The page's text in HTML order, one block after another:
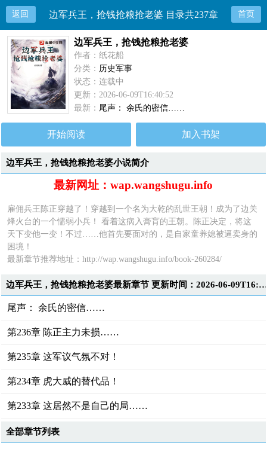
返回 边军兵王，抢钱抢粮抢老婆 目录共237章 首页
边军兵王，抢钱抢粮抢老婆
作者：纸花船
分类： 历史军事
状态：连载中
更新：2026-06-09T16:40:52
最新： 尾声： 余氏的密信……
开始阅读 加入书架
边军兵王，抢钱抢粮抢老婆小说简介
最新网址：wap.wangshugu.info
雇佣兵王陈正穿越了！穿越到一个名为大乾的乱世王朝！成为了边关
烽火台的一个懦弱小兵！ 看着这病入膏肓的王朝。陈正决定，将这
天下变他一变！不过……他首先要面对的，是自家童养媳被逼卖身的
困境！
最新章节推荐地址：http://wap.wangshugu.info/book-260284/
边军兵王，抢钱抢粮抢老婆最新章节 更新时间：
尾声： 余氏的密信……
第236章 陈正主力未损……
第235章 这军议气氛不对！
第234章 虎大威的替代品！
第233章 这居然不是自己的局……
全部章节列表